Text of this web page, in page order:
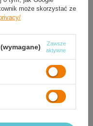
zamówieniu od 50,00 złsą za
może skorzystać ze
Zawsze
aktywne